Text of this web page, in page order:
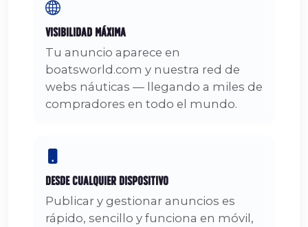
Visibilidad Máxima
Tu anuncio aparece en
boatsworld.com y nuestra red de
webs náuticas — llegando a miles de
compradores en todo el mundo.
Desde Cualquier Dispositivo
Publicar y gestionar anuncios es
rápido, sencillo y funciona en móvil,